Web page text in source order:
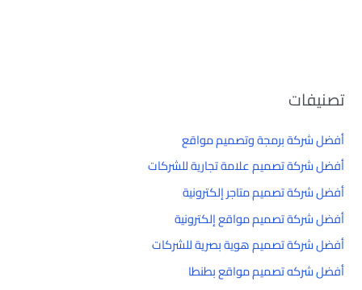
تصنيفات
أفضل شركة برمجة وتصميم مواقع
أفضل شركة تصميم علامة تجارية للشركات
أفضل شركة تصميم متاجر إلكترونية
أفضل شركة تصميم مواقع إلكترونية
أفضل شركة تصميم هوية بصرية للشركات
أفضل شركه تصميم مواقع بطنطا